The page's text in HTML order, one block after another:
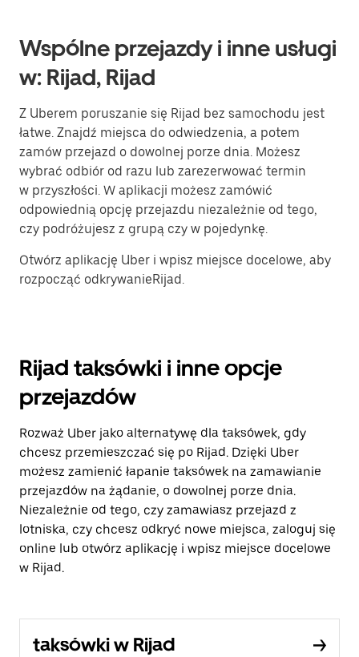
Wspólne przejazdy i inne usługi
w: Rijad, Rijad
Z Uberem poruszanie się Rijad bez samochodu jest
łatwe. Znajdź miejsca do odwiedzenia, a potem
zamów przejazd o dowolnej porze dnia. Możesz
wybrać odbiór od razu lub zarezerwować termin
w przyszłości. W aplikacji możesz zamówić
odpowiednią opcję przejazdu niezależnie od tego,
czy podróżujesz z grupą czy w pojedynkę.
Otwórz aplikację Uber i wpisz miejsce docelowe, aby
rozpocząć odkrywanieRijad.
Rijad taksówki i inne opcje
przejazdów
Rozważ Uber jako alternatywę dla taksówek, gdy
chcesz przemieszczać się po Rijad. Dzięki Uber
możesz zamienić łapanie taksówek na zamawianie
przejazdów na żądanie, o dowolnej porze dnia.
Niezależnie od tego, czy zamawiasz przejazd z
lotniska, czy chcesz odkryć nowe miejsca, zaloguj się
online lub otwórz aplikację i wpisz miejsce docelowe
w Rijad.
taksówki w Rijad